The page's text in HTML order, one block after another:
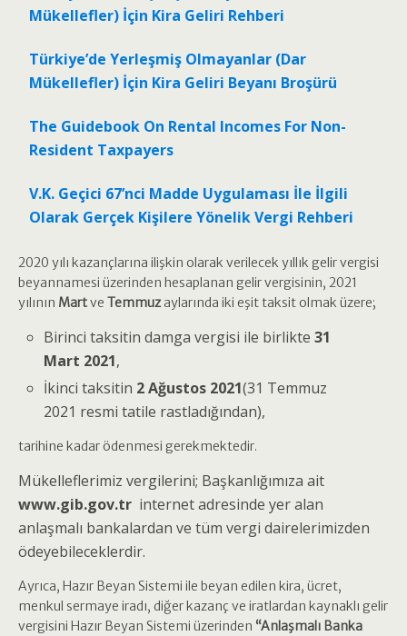
Mükellefler) İçin Kira Geliri Rehberi
Türkiye’de Yerleşmiş Olmayanlar (Dar
Mükellefler) İçin Kira Geliri Beyanı Broşürü
The Guidebook On Rental Incomes For Non-
Resident Taxpayers
V.K. Geçici 67’nci Madde Uygulaması İle İlgili
Olarak Gerçek Kişilere Yönelik Vergi Rehberi
2020 yılı kazançlarına ilişkin olarak verilecek yıllık gelir vergisi
beyannamesi üzerinden hesaplanan gelir vergisinin, 2021
yılının Martve Temmuzaylarında iki eşit taksit olmak üzere;
Birinci taksitin damga vergisi ile birlikte31
Mart 2021,
İkinci taksitin 2 Ağustos 2021(31 Temmuz
2021 resmi tatile rastladığından),
tarihine kadar ödenmesi gerekmektedir.
Mükelleflerimiz vergilerini; Başkanlığımıza ait
www.gib.gov.tr internet adresinde yer alan
anlaşmalı bankalardan ve tüm vergi dairelerimizden
ödeyebileceklerdir.
Ayrıca, Hazır Beyan Sistemi ile beyan edilen kira, ücret,
menkul sermaye iradı, diğer kazanç ve iratlardan kaynaklı gelir
vergisini Hazır Beyan Sistemi üzerinden “Anlaşmalı Banka